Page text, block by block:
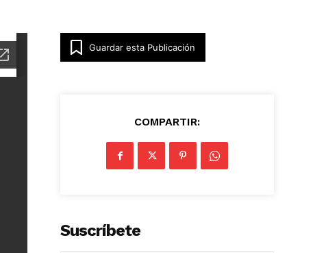
Guardar esta Publicación
COMPARTIR:
Suscríbete